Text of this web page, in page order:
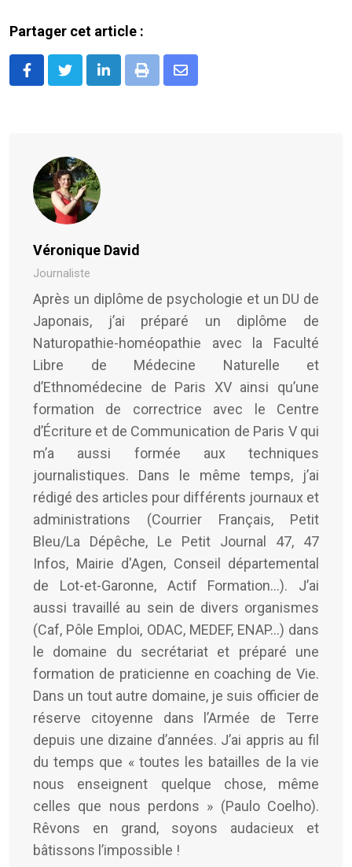
Partager cet article :
LinkedInPrint
Share
Véronique David
Journaliste
Après un diplôme de psychologie et un DU de
Japonais, j’ai préparé un diplôme de
Naturopathie-homéopathie avec la Faculté
Libre de Médecine Naturelle et
d’Ethnomédecine de Paris XV ainsi qu’une
formation de correctrice avec le Centre
d’Écriture et de Communication de Paris V qui
m’a aussi formée aux techniques
journalistiques. Dans le même temps, j’ai
rédigé des articles pour différents journaux et
administrations (Courrier Français, Petit
Bleu/La Dépêche, Le Petit Journal 47, 47
Infos, Mairie d'Agen, Conseil départemental
de Lot-et-Garonne, Actif Formation...). J’ai
aussi travaillé au sein de divers organismes
(Caf, Pôle Emploi, ODAC, MEDEF, ENAP…) dans
le domaine du secrétariat et préparé une
formation de praticienne en coaching de Vie.
Dans un tout autre domaine, je suis officier de
réserve citoyenne dans l’Armée de Terre
depuis une dizaine d’années. J’ai appris au fil
du temps que « toutes les batailles de la vie
nous enseignent quelque chose, même
celles que nous perdons » (Paulo Coelho).
Rêvons en grand, soyons audacieux et
bâtissons l’impossible !